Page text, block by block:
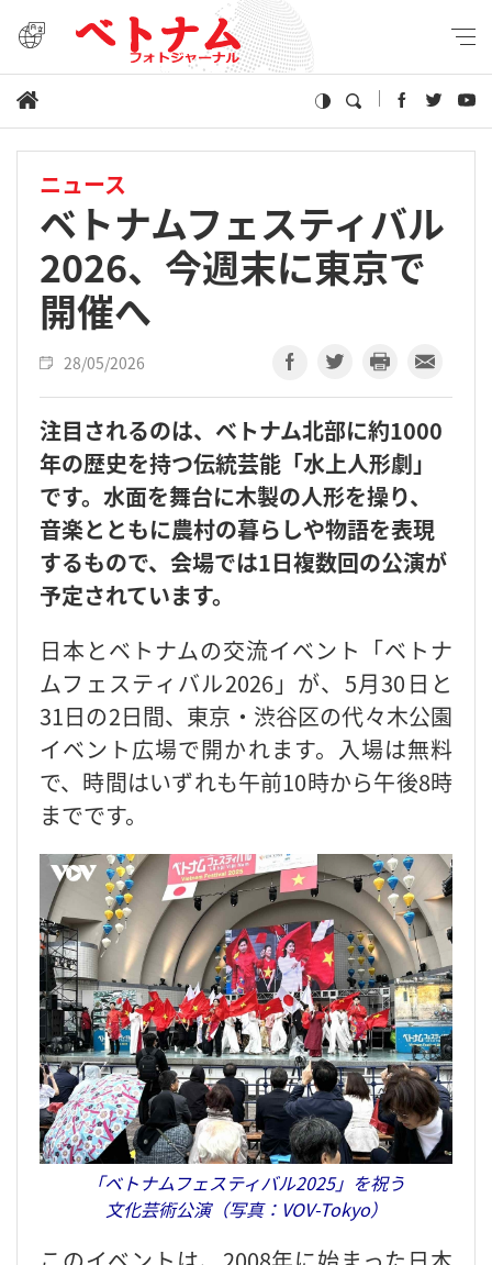
ニュース
ベトナムフェスティバル
2026、今週末に東京で
開催へ
28/05/2026
注目されるのは、ベトナム北部に約1000
年の歴史を持つ伝統芸能「水上人形劇」
です。水面を舞台に木製の人形を操り、
音楽とともに農村の暮らしや物語を表現
するもので、会場では1日複数回の公演が
予定されています。
日本とベトナムの交流イベント「ベトナ
ムフェスティバル2026」が、5月30日と
31日の2日間、東京・渋谷区の代々木公園
イベント広場で開かれます。入場は無料
で、時間はいずれも午前10時から午後8時
までです。
「ベトナムフェスティバル2025」を祝う
文化芸術公演（写真：VOV-Tokyo）